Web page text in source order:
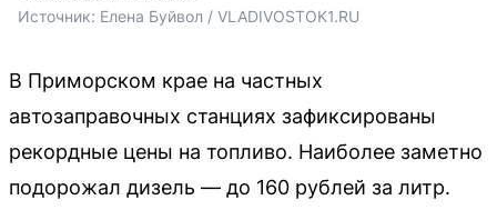
Источник: Елена Буйвол / VLADIVOSTOK1.RU
В Приморском крае на частных
автозаправочных станциях зафиксированы
рекордные цены на топливо. Наиболее заметно
подорожал дизель — до 160 рублей за литр.